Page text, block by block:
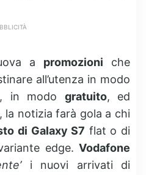
a promozioni che
all’utenza in modo
in modo gratuito, ed
la notizia farà gola a chi
di Galaxy S7 flat o di
edge. Vodafone
i nuovi arrivati di